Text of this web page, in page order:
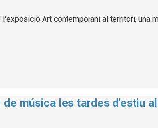
Art contemporani al territori, una
música les tardes d'estiu al